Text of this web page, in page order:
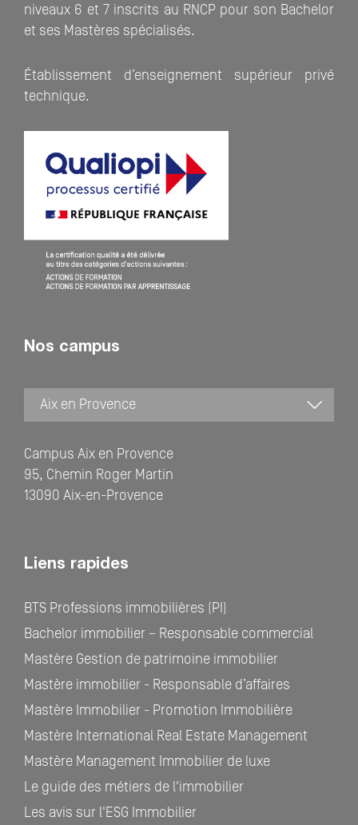
niveaux 6 et 7 inscrits au RNCP pour son Bachelor
et ses Mastères spécialisés.
Établissement d’enseignement supérieur privé
technique.
Nos campus
Campus Aix en Provence
95, Chemin Roger Martin
13090 Aix-en-Provence
Liens rapides
BTS Professions immobilières (PI)
Bachelor immobilier – Responsable commercial
Mastère Gestion de patrimoine immobilier
Mastère immobilier - Responsable d’affaires
Mastère Immobilier - Promotion Immobilière
Mastère International Real Estate Management
Mastère Management Immobilier de luxe
Le guide des métiers de l'immobilier
Les avis sur l'ESG Immobilier